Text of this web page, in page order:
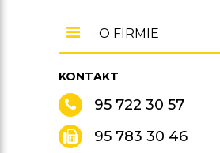
KONTAKT
95 722 30 57
95 783 30 46
O FIRMIE